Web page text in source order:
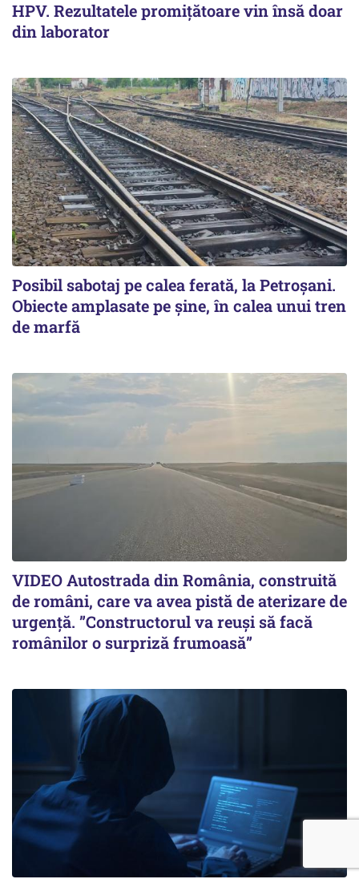
HPV. Rezultatele promițătoare vin însă doar
din laborator
Posibil sabotaj pe calea ferată, la Petroșani.
Obiecte amplasate pe șine, în calea unui tren
de marfă
VIDEO Autostrada din România, construită
de români, care va avea pistă de aterizare de
urgență. ”Constructorul va reuși să facă
românilor o surpriză frumoasă”